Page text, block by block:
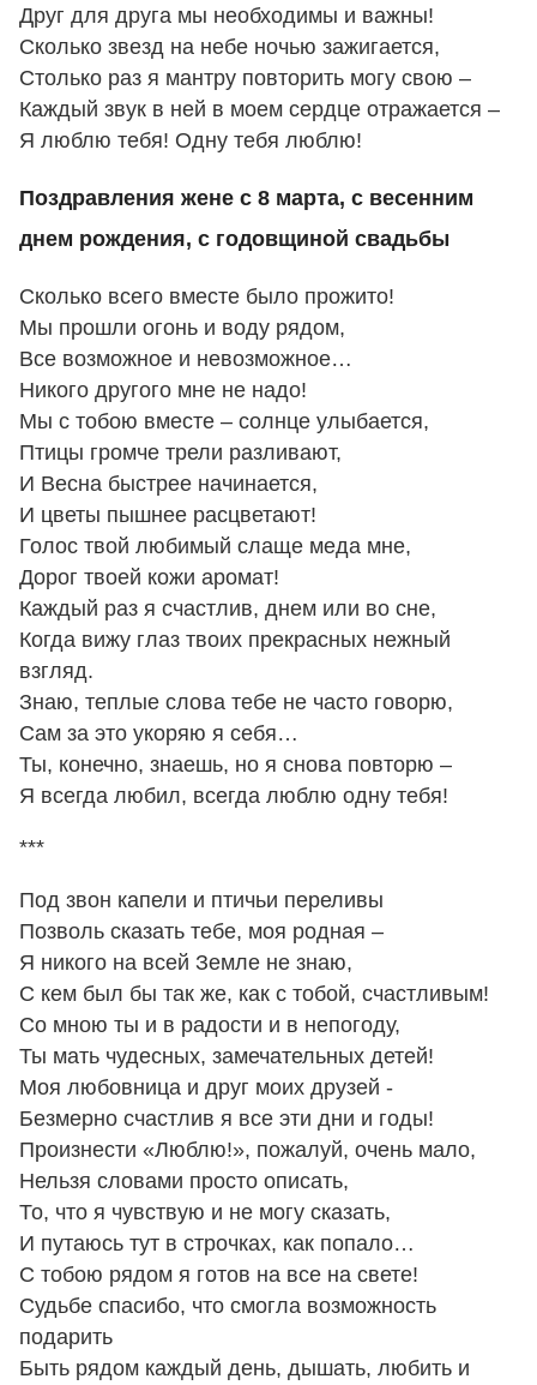
Друг для друга мы необходимы и важны!
Сколько звезд на небе ночью зажигается,
Столько раз я мантру повторить могу свою –
Каждый звук в ней в моем сердце отражается –
Я люблю тебя! Одну тебя люблю!
Поздравления жене с 8 марта, с весенним
днем рождения, с годовщиной свадьбы
Сколько всего вместе было прожито!
Мы прошли огонь и воду рядом,
Все возможное и невозможное…
Никого другого мне не надо!
Мы с тобою вместе – солнце улыбается,
Птицы громче трели разливают,
И Весна быстрее начинается,
И цветы пышнее расцветают!
Голос твой любимый слаще меда мне,
Дорог твоей кожи аромат!
Каждый раз я счастлив, днем или во сне,
Когда вижу глаз твоих прекрасных нежный
взгляд.
Знаю, теплые слова тебе не часто говорю,
Сам за это укоряю я себя…
Ты, конечно, знаешь, но я снова повторю –
Я всегда любил, всегда люблю одну тебя!
***
Под звон капели и птичьи переливы
Позволь сказать тебе, моя родная –
Я никого на всей Земле не знаю,
С кем был бы так же, как с тобой, счастливым!
Со мною ты и в радости и в непогоду,
Ты мать чудесных, замечательных детей!
Моя любовница и друг моих друзей -
Безмерно счастлив я все эти дни и годы!
Произнести «Люблю!», пожалуй, очень мало,
Нельзя словами просто описать,
То, что я чувствую и не могу сказать,
И путаюсь тут в строчках, как попало…
С тобою рядом я готов на все на свете!
Судьбе спасибо, что смогла возможность
подарить
Быть рядом каждый день, дышать, любить и